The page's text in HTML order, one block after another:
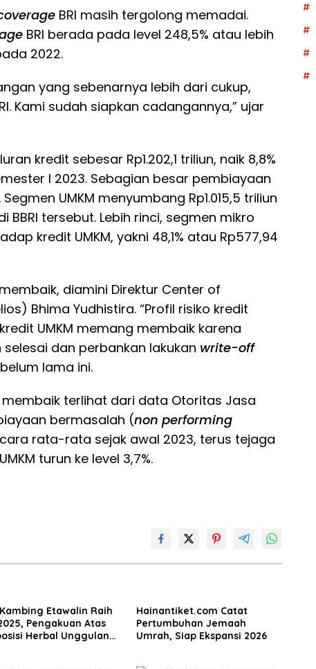
BRI masih tergolong memadai.
BRI berada pada level 248,5% atau lebih
2022.
yang sebenarnya lebih dari cukup,
Kami sudah siapkan cadangannya,” ujar
kredit sebesar Rp1.202,1 triliun, naik 8,8%
I 2023. Sebagian besar pembiayaan
UMKM menyumbang Rp1.015,5 triliun
tersebut. Lebih rinci, segmen mikro
kredit UMKM, yakni 48,1% atau Rp577,94
diamini Direktur Center of
Bhima Yudhistira. “Profil risiko kredit
UMKM memang membaik karena
dan perbankan lakukan write-off
lama ini.
membaik terlihat dari data Otoritas Jasa
bermasalah (non performing
rata-rata sejak awal 2023, terus tejaga
turun ke level 3,7%.
Etawalin Raih
Pengakuan Atas
Herbal Unggulan
Hainantiket.com Catat
Pertumbuhan Jemaah
Umrah, Siap Ekspansi 2026